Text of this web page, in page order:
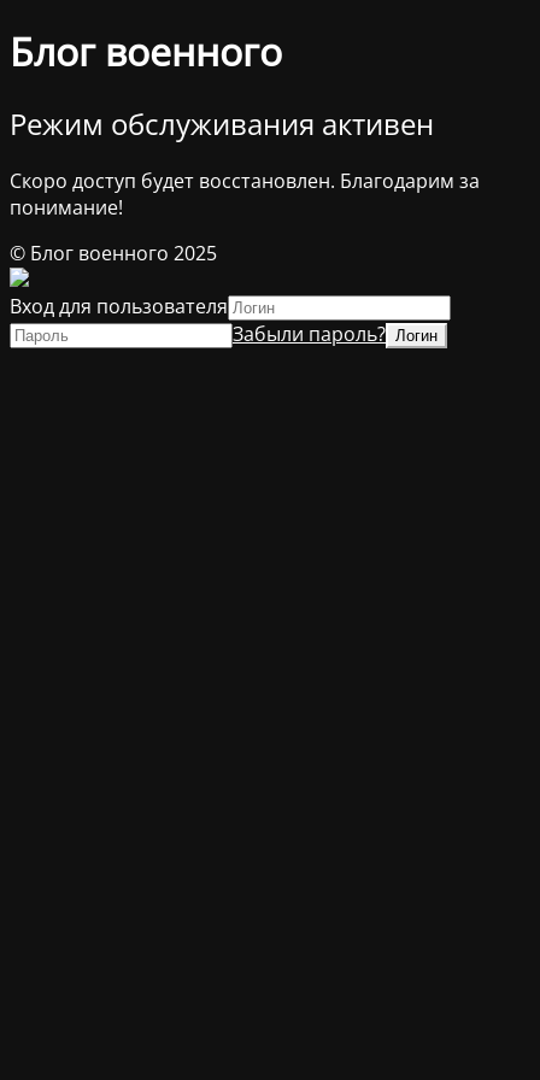
Блог военного
Режим обслуживания активен
Скоро доступ будет восстановлен. Благодарим за
понимание!
© Блог военного 2025
Вход для пользователя
Забыли пароль?